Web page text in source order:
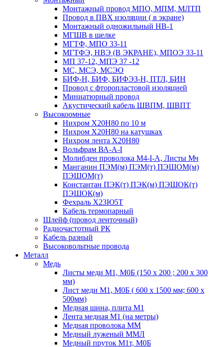
Монтажный провод МПО, МПМ, МЛТП
Провод в ПВХ изоляции ( в экране)
Монтажный одножильный HB-1
МГШВ в шелке
МГТФ, МПО 33-11
МГТФЭ, НВЭ (В ЭКРАНЕ), МПОЭ 33-11
МП 37-12, МПЭ 37 -12
МС, МСЭ, МСЭО
БИФ-Н, БИФ, БИФЭЗ-Н, ПТЛ, БИН
Провод с фторопластовой изоляцией
Миниатюрный провод
Акустический кабель ШВПМ, ШВПТ
Высокоомные
Нихром Х20Н80 по 10 м
Нихром Х20Н80 на катушках
Нихром лента Х20Н80
Вольфрам ВА-А-I
Молибден проволока М4-I-А, Листы Мч
Манганин ПЭМ(м) ПЭМ(т) ПЭШОМ(м)
ПЭШОМ(т)
Константан ПЭК(т) ПЭК(м) ПЭШОК(т)
ПЭШОК(м)
Фехраль Х23Ю5Т
Кабель термопарный
Шлейф (провод ленточный)
Радиочастотный РК
Кабель разный
Высоковольтные провода
Металл
Медь
Листы меди М1, М0Б (150 х 200 ; 200 х 300
мм)
Лист меди М1, М0Б ( 600 х 1500 мм; 600 х
500мм)
Медная шина, плита М1
Лента медная М1 (на метры)
Медная проволока ММ
Медный луженый ММЛ
Медный пруток М1т, М0Б